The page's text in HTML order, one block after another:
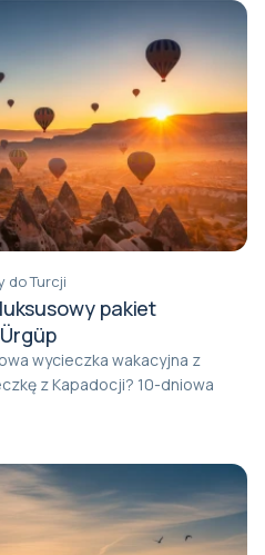
do Turcji
pakiet
wycieczka wakacyjna z